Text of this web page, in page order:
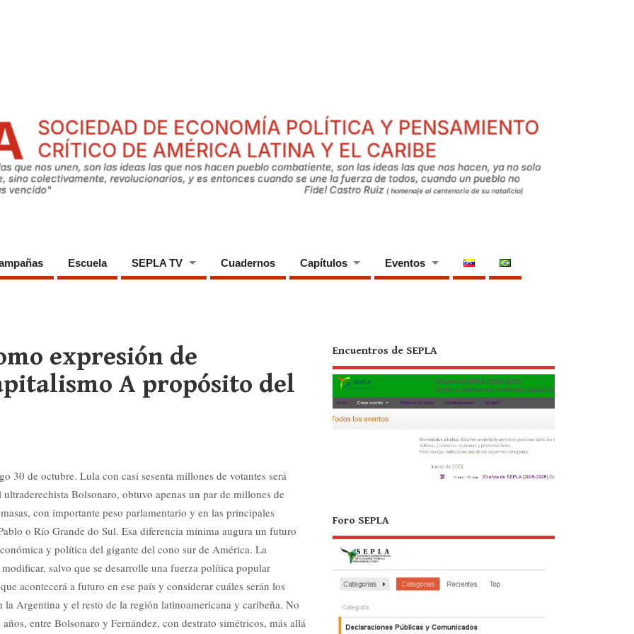
Escuela SEPLA TV Cuadernos Capítulos Eventos
expresión de
A propósito del
30 de octubre. Lula con casi sesenta millones de votantes será
Bolsonaro, obtuvo apenas un par de millones de
con importante peso parlamentario y en las principales
o Río Grande do Sul. Esa diferencia mínima augura un futuro
y política del gigante del cono sur de América. La
salvo que se desarrolle una fuerza política popular
acontecerá a futuro en ese país y considerar cuáles serán los
Argentina y el resto de la región latinoamericana y caribeña. No
entre Bolsonaro y Fernández, con destrato simétricos, más allá
Encuentros de SEPLA
Foro SEPLA